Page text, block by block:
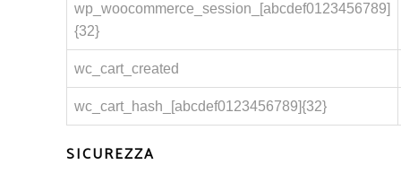
wp_woocommerce_session_[abcdef0123456789]
{32}
wc_cart_created
wc_cart_hash_[abcdef0123456789]{32}
SICUREZZA